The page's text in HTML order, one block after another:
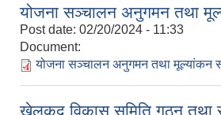
योजना सञ्चालन अनुगमन तथा
Post date: 02/20/2024 - 11:33
Document:
योजना सञ्चालन अनुगमन तथा मूल्यांकन
खेलकुद विकास समिति गठन तथा